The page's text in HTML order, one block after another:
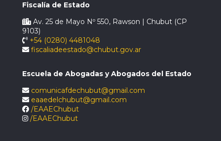
Fiscalía de Estado
Av. 25 de Mayo Nº 550, Rawson | Chubut (CP
9103)
+54 (0280) 4481048
fiscaliadeestado@chubut.gov.ar
Escuela de Abogadas y Abogados del Estado
comunicafdechubut@gmail.com
eaaedelchubut@gmail.com
/EAAEChubut
/EAAEChubut